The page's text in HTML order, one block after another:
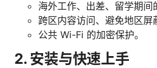
海外工作、出差、留学期间
跨区内容访问、避免地区屏
公共 Wi-Fi 的加密保护。
2. 安装与快速上手